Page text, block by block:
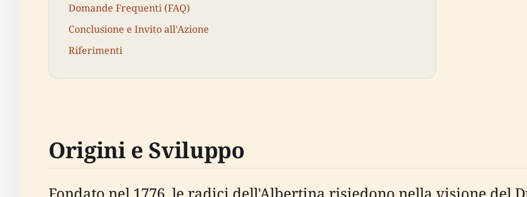
Domande Frequenti (FAQ)
Conclusione e Invito all'Azione
Riferimenti
Origini e Sviluppo
Fondato nel 1776, le radici dell'Albertina risiedono nella visione del